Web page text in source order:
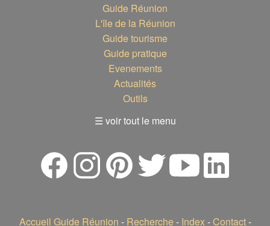
Guide Réunion
L'île de la Réunion
Guide tourisme
Guide pratique
Evenements
Actualités
Outils
☰ voir tout le menu
Accueil Guide Réunion - Recherche - Index- Contact-